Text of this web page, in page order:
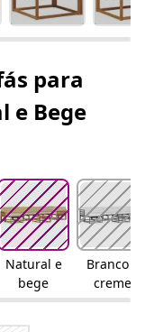
para
e Bege
Natural e
bege
Branco e
creme